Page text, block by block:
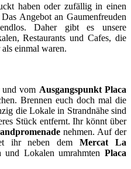
haben oder zufällig in einen
Angebot an Gaumenfreuden
Daher gibt es unsere
Restaurants und Cafes, die
einmal waren.
und vom Ausgangspunkt Placa
Brennen euch doch mal die
die Lokale in Strandnähe sind
Stück entfernt. Ihr könnt über
nehmen. Auf der
ihr neben demMercat La
und Lokalen umrahmten Placa